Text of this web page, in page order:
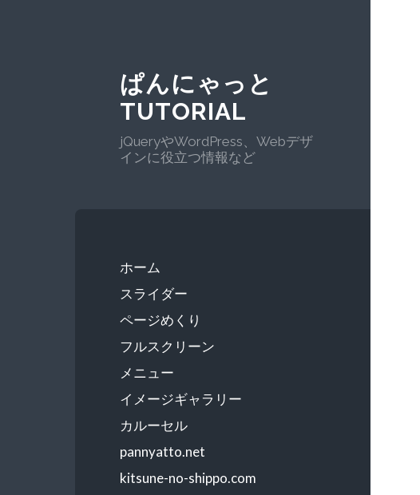
ぱんにゃっと
TUTORIAL
jQueryやWordPress、Webデザ
インに役立つ情報など
ホーム
スライダー
ページめくり
フルスクリーン
メニュー
イメージギャラリー
カルーセル
pannyatto.net
kitsune-no-shippo.com